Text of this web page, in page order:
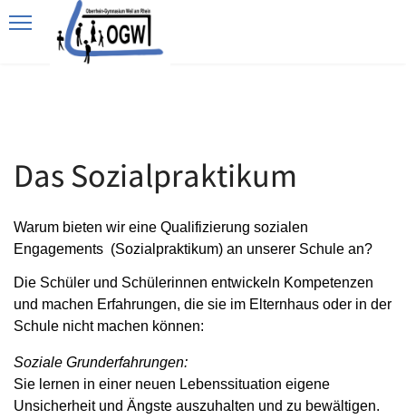
Das Sozialpraktikum
Warum bieten wir eine Qualifizierung sozialen
Engagements (Sozialpraktikum) an unserer Schule an?
Die Schüler und Schülerinnen entwickeln Kompetenzen
und machen Erfahrungen, die sie im Elternhaus oder in der
Schule nicht machen können:
Soziale Grunderfahrungen:
Sie lernen in einer neuen Lebenssituation eigene
Unsicherheit und Ängste auszuhalten und zu bewältigen.